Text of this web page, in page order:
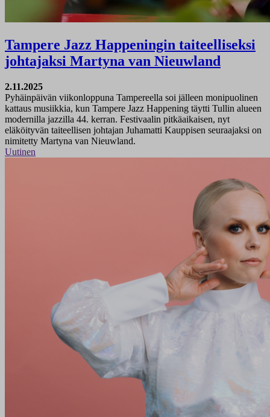
Tampere Jazz Happeningin taiteelliseksi
johtajaksi Martyna van Nieuwland
2.11.2025
Pyhäinpäivän viikonloppuna Tampereella soi jälleen monipuolinen
kattaus musiikkia, kun Tampere Jazz Happening täytti Tullin alueen
modernilla jazzilla 44. kerran. Festivaalin pitkäaikaisen, nyt
eläköityvän taiteellisen johtajan Juhamatti Kauppisen seuraajaksi on
nimitetty Martyna van Nieuwland.
Uutinen